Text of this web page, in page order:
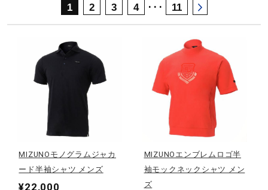
ランニング
サッカー／フットサル
トレーニング
1 2 3 4 ･･･ 11
MIZUNOモノグラムジャカ
ード半袖シャツ メンズ
¥22,000
MIZUNOエンブレムロゴ半
袖モックネックシャツ メン
ズ